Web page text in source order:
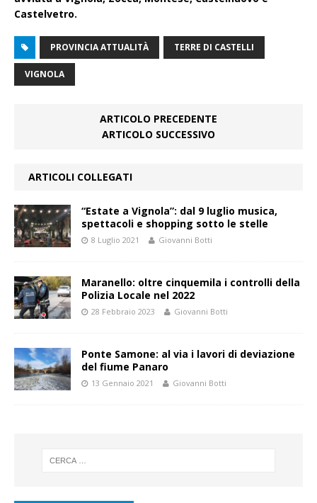
Castelvetro.
PROVINCIA ATTUALITÀ TERRE DI CASTELLI
VIGNOLA
ARTICOLO PRECEDENTE
ARTICOLO SUCCESSIVO
ARTICOLI COLLEGATI
“Estate a Vignola”: dal 9 luglio musica,
spettacoli e shopping sotto le stelle
8 Luglio 2021 Giovanni Botti
Maranello: oltre cinquemila i controlli della
Polizia Locale nel 2022
28 Febbraio 2023 Giovanni Botti
Ponte Samone: al via i lavori di deviazione
del fiume Panaro
13 Gennaio 2021 Giovanni Botti